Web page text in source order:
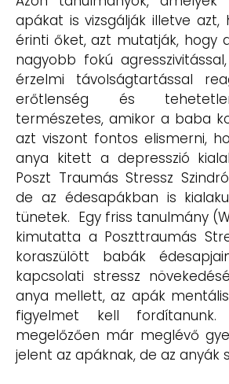
apákat is vizsgálják illetve azt,
érinti őket, azt mutatják, hogy
nagyobb fokú
érzelmi távolságtartással
erőtlenség és
természetes, amikor a baba
azt viszont fontos elismerni,
anya kitett a depresszió
Poszt Traumás Stressz
de az édesapákban is
tünetek. Egy friss tanulmány
kimutatta a Poszttraumás
koraszülött babák
kapcsolati stressz
anya mellett, az apák
figyelmet kell fordítanunk.
megelőzően már meglévő
jelent az apáknak, de az anyák